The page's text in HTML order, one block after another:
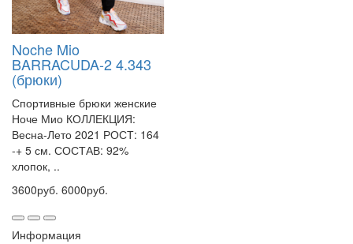
Noche Mio
BARRACUDA-2 4.343
(брюки)
Спортивные брюки женские
Ноче Мио КОЛЛЕКЦИЯ:
Весна-Лето 2021 РОСТ: 164
-+ 5 см. СОСТАВ: 92%
хлопок, ..
3600руб. 6000руб.
Информация